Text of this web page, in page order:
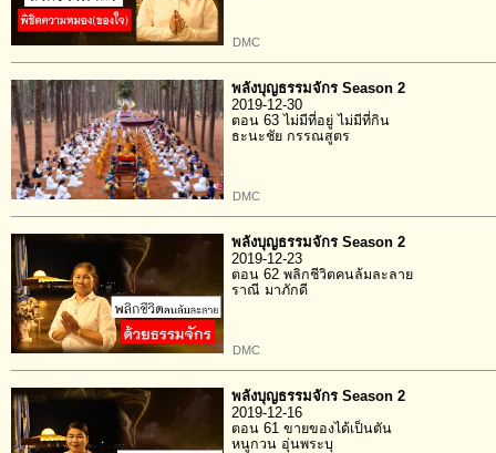
DMC
พลังบุญธรรมจักร Season 2
2019-12-30
ตอน 63 ไม่มีที่อยู่ ไม่มีที่กิน
ธะนะชัย กรรณสูตร
DMC
พลังบุญธรรมจักร Season 2
2019-12-23
ตอน 62 พลิกชีวิตคนล้มละลาย
ราณี มาภักดี
DMC
พลังบุญธรรมจักร Season 2
2019-12-16
ตอน 61 ขายของได้เป็นตัน
หนูกวน อุ่นพระบุ